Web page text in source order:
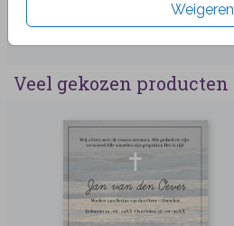
Weigeren
Veel gekozen producten